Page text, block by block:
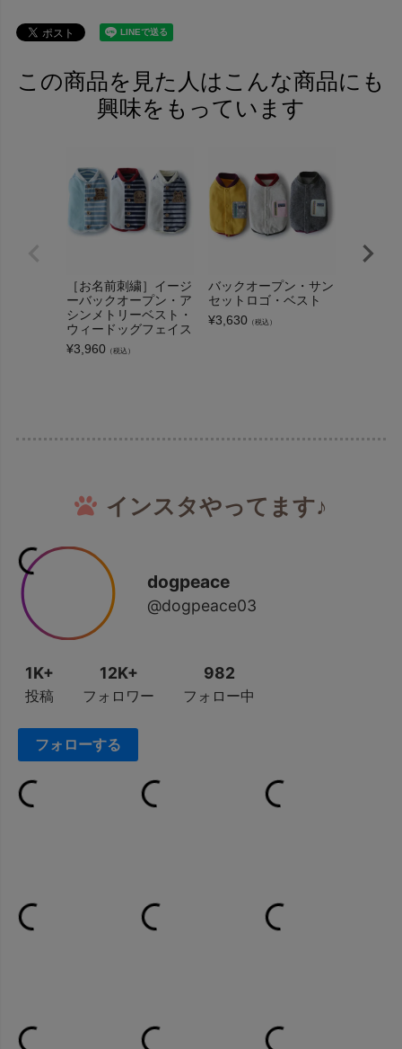
この商品を見た人はこんな商品にも
興味をもっています
［お名前刺繍］イージ
ーバックオープン・ア
シンメトリーベスト・
ウィードッグフェイス
¥3,960 （税込）
バックオープン・サン
セットロゴ・ベスト
¥3,630 （税込）
インスタやってます♪